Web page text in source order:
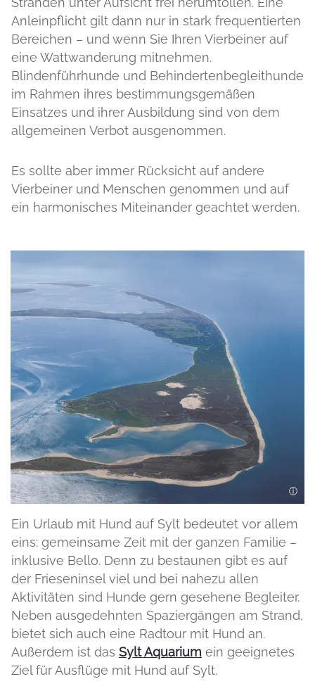
Anleinpflicht gilt dann nur in stark frequentierten
Bereichen – und wenn Sie Ihren Vierbeiner auf
eine Wattwanderung mitnehmen.
Blindenführhunde und Behindertenbegleithunde
im Rahmen ihres bestimmungsgemäßen
Einsatzes und ihrer Ausbildung sind von dem
allgemeinen Verbot ausgenommen.
Es sollte aber immer Rücksicht auf andere
Vierbeiner und Menschen genommen und auf
ein harmonisches Miteinander geachtet werden.
Ein Urlaub mit Hund auf Sylt bedeutet vor allem
eins: gemeinsame Zeit mit der ganzen Familie –
inklusive Bello. Denn zu bestaunen gibt es auf
der Frieseninsel viel und bei nahezu allen
Aktivitäten sind Hunde gern gesehene Begleiter.
Neben ausgedehnten Spaziergängen am Strand,
bietet sich auch eine Radtour mit Hund an.
Außerdem ist das Sylt Aquarium ein geeignetes
Ziel für Ausflüge mit Hund auf Sylt.